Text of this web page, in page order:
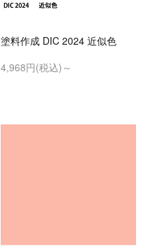
塗料作成 DIC 2024 近似色
4,968円(税込)～